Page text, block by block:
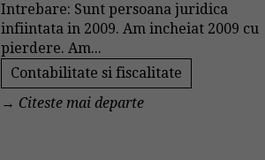
Intrebare: Sunt persoana juridica
infiintata in 2009. Am incheiat 2009 cu
pierdere. Am...
Contabilitate si fiscalitate
→ Citeste mai departe